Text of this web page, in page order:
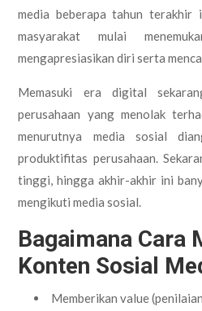
media beberapa tahun terakhir
masyarakat mulai
mengapresiasikan diri serta
Memasuki era digital
perusahaan yang menolak
menurutnya media sosial
produktifitas perusahaan.
tinggi, hingga akhir-akhir ini
mengikuti media sosial.
Bagaimana Cara
Konten Sosial
Memberikan value